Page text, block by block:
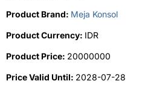
Product Brand: Meja Konsol
Product Currency: IDR
Product Price: 20000000
Price Valid Until: 2028-07-28